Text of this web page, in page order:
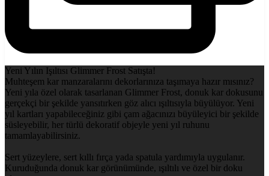
Yeni Yılın Işıltısı Glimmer Frost Satışta!
Muhteşem kar manzaralarını dekorlarınıza taşımaya hazır mısınız?
Yeni yıla özel olarak tasarlanan Glimmer Frost, donuk kar dokusunu
gerçekçi bir şekilde yansıtırken göz alıcı ışıltısıyla büyülüyor. Yeni
yıl kartları yapabileceğiniz gibi çam ağacınızı büyüleyici bir şekilde
süsleyebilir, her türlü dekoratif objeyle yeni yıl ruhunu
tamamlayabilirsiniz.
Sert yüzeylere, sert kıllı fırça yada spatula yardımıyla uygulanır.
Kuruduğunda donuk kar görünümünde, ışıltılı ve özel bir doku